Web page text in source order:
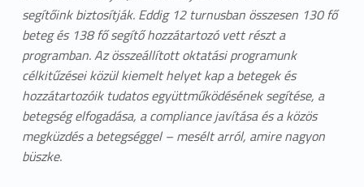
segítőink biztosítják. Eddig 12 turnusban összesen 130 fő
beteg és 138 fő segítő hozzátartozó vett részt a
programban. Az összeállított oktatási programunk
célkitűzései közül kiemelt helyet kap a betegek és
hozzátartozóik tudatos együttműködésének segítése, a
betegség elfogadása, a compliance javítása és a közös
megküzdés a betegséggel – mesélt arról, amire nagyon
büszke.